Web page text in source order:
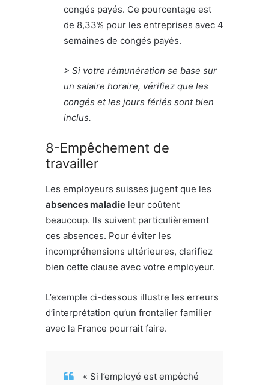
congés payés. Ce pourcentage est
de 8,33% pour les entreprises avec 4
semaines de congés payés.
> Si votre rémunération se base sur
un salaire horaire, vérifiez que les
congés et les jours fériés sont bien
inclus.
8-Empêchement de
travailler
Les employeurs suisses jugent que les
absences maladie leur coûtent
beaucoup. Ils suivent particulièrement
ces absences. Pour éviter les
incompréhensions ultérieures, clarifiez
bien cette clause avec votre employeur.
L’exemple ci-dessous illustre les erreurs
d’interprétation qu’un frontalier familier
avec la France pourrait faire.
« Si l’employé est empêché